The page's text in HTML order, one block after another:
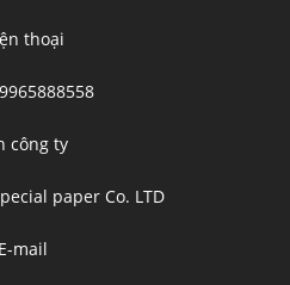
thoại
công ty
paper Co. LTD
E-mail